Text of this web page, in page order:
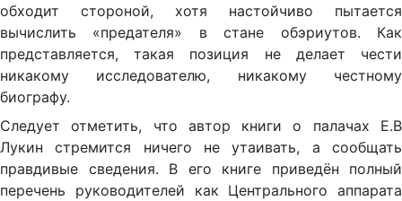
обходит стороной, хотя настойчиво пытается
вычислить «предателя» в стане обэриутов. Как
представляется, такая позиция не делает чести
никакому исследователю, никакому честному
биографу.
Следует отметить, что автор книги о палачах Е.В
Лукин стремится ничего не утаивать, а сообщать
правдивые сведения. В его книге приведён полный
перечень руководителей как Центрального аппарата